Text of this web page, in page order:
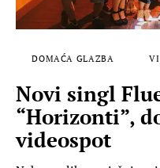
DOMAĆA GLAZBA
Novi singl
“Horizonti”,
videospot